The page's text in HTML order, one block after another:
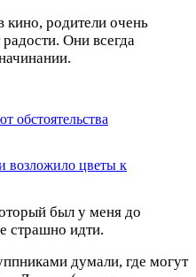
кино, родители очень
Они всегда
обстоятельства
возложило цветы к
был у меня до
страшно идти.
думали, где могут